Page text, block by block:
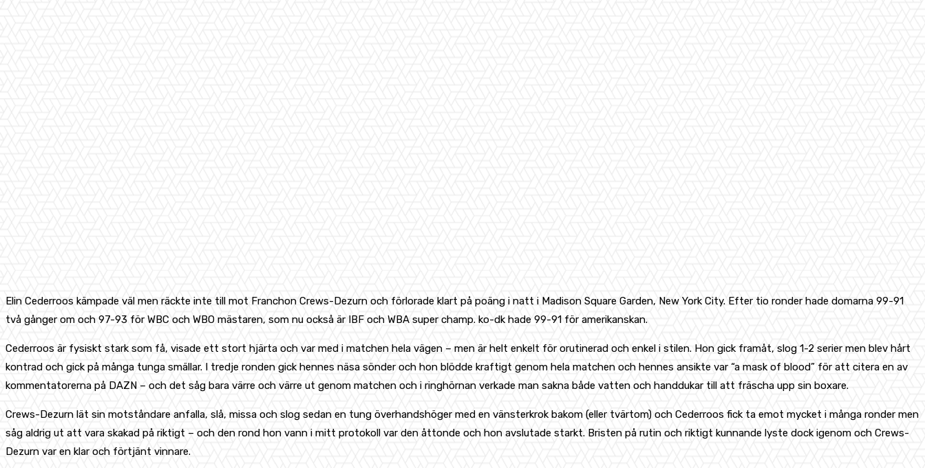
Elin Cederroos kämpade väl men räckte inte till mot Franchon Crews-Dezurn och förlorade klart på poäng i natt i Madison Square Garden, New York City. Efter tio ronder hade domarna 99-91
två gånger om och 97-93 för WBC och WBO mästaren, som nu också är IBF och WBA super champ. ko-dk hade 99-91 för amerikanskan.
Cederroos är fysiskt stark som få, visade ett stort hjärta och var med i matchen hela vägen – men är helt enkelt för orutinerad och enkel i stilen. Hon gick framåt, slog 1-2 serier men blev hårt
kontrad och gick på många tunga smällar. I tredje ronden gick hennes näsa sönder och hon blödde kraftigt genom hela matchen och hennes ansikte var “a mask of blood” för att citera en av
kommentatorerna på DAZN – och det såg bara värre och värre ut genom matchen och i ringhörnan verkade man sakna både vatten och handdukar till att fräscha upp sin boxare.
Crews-Dezurn lät sin motståndare anfalla, slå, missa och slog sedan en tung överhandshöger med en vänsterkrok bakom (eller tvärtom) och Cederroos fick ta emot mycket i många ronder men
såg aldrig ut att vara skakad på riktigt – och den rond hon vann i mitt protokoll var den åttonde och hon avslutade starkt. Bristen på rutin och riktigt kunnande lyste dock igenom och Crews-
Dezurn var en klar och förtjänt vinnare.